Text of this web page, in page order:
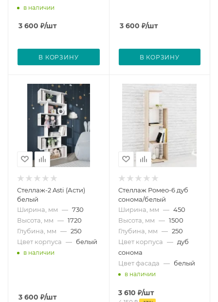
в наличии
3 600 ₽/шт
В КОРЗИНУ
3 600 ₽/шт
В КОРЗИНУ
Стеллаж-2 Asti (Асти)
белый
Ширина, мм — 730
Высота, мм — 1720
Глубина, мм — 250
Цвет корпуса — белый
в наличии
3 600 ₽/шт
Стеллаж Ромео-6 дуб
сонома/белый
Ширина, мм — 450
Высота, мм — 1500
Глубина, мм — 250
Цвет корпуса — дуб
сонома
Цвет фасада — белый
в наличии
3 610 ₽/шт